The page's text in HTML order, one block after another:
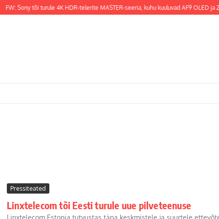
FW: Sony tõi turule 4K HDR-telerite MASTER-seeria, kuhu kuuluvad AF9 OLED ja
Pressiteated
Linxtelecom tõi Eesti turule uue pilveteenuse
Linxtelecom Estonia tutvustas täna keskmistele ja suurtele